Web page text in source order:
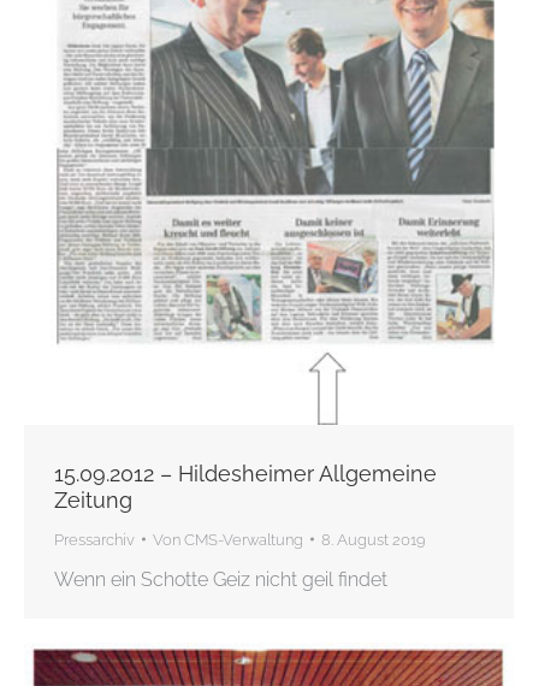
15.09.2012 – Hildesheimer Allgemeine
Zeitung
Pressarchiv Von CMS-Verwaltung 8. August 2019
Wenn ein Schotte Geiz nicht geil findet